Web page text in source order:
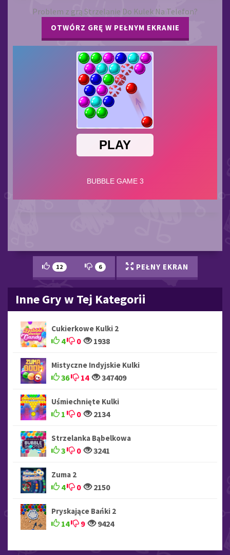
Problem z grą Strzelanie Do Kulek Na Telefon?
OTWÓRZ GRĘ W PEŁNYM EKRANIE
12 6 PEŁNY EKRAN
Inne Gry w Tej Kategorii
Cukierkowe Kulki 2
4 0 1938
Mistyczne Indyjskie Kulki
36 14 347409
Uśmiechnięte Kulki
1 0 2134
Strzelanka Bąbelkowa
3 0 3241
Zuma 2
4 0 2150
Pryskające Bańki 2
14 9 9424